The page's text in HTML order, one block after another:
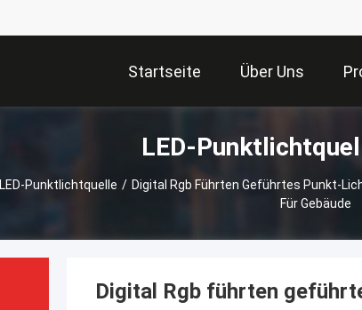
Startseite Über Uns
LED-
LED-Punktlichtquelle / Digital Rgb Führten Geführtes Punkt-
Für Gebäude
Digital Rgb führten